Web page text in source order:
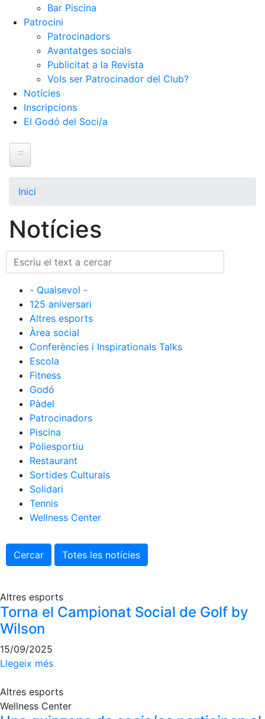
Bar Piscina
Patrocini
Patrocinadors
Avantatges socials
Publicitat a la Revista
Vols ser Patrocinador del Club?
Notícies
Inscripcions
El Godó del Soci/a
Història
història
Presidents
Organització
Junta
directiva
Comissions
i comités
Estructura
executiva
Fundació
Serveis
Instal·lacions
Preguntes
Freqüents
(FAQs)
nosaltres
Tennis
Escola de
tennis
Next Gen
Palmarès
Llegendes
Jugadors
Inici
Notícies
- Qualsevol -
125 aniversari
Altres esports
Àrea social
Conferències i Inspirationals Talks
Escola
Fitness
Godó
Pàdel
Patrocinadors
Piscina
Poliesportiu
Restaurant
Sortides Culturals
Solidari
Tennis
Wellness Center
Cercar Totes les notícies
Altres esports
Torna el Campionat Social de Golf by
Wilson
15/09/2025
Llegeix més
Altres esports
Wellness Center